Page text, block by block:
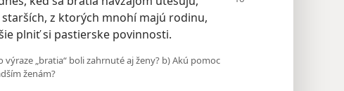
z ktorých mnohí majú rodinu,
plniť si pastierske povinnosti.
výraze „bratia“ boli zahrnuté aj ženy? b) Akú pomoc
ženám?